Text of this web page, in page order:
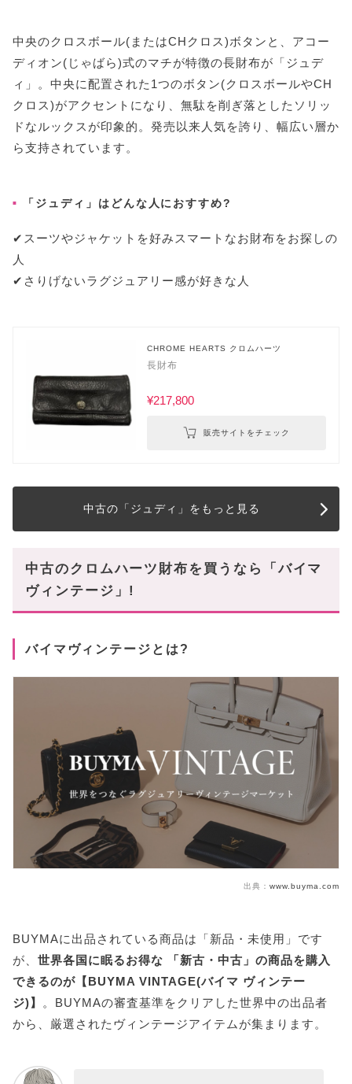
中央のクロスボール(またはCHクロス)ボタンと、アコー
ディオン(じゃばら)式のマチが特徴の長財布が「ジュデ
ィ」。中央に配置された1つのボタン(クロスボールやCH
クロス)がアクセントになり、無駄を削ぎ落としたソリッ
ドなルックスが印象的。発売以来人気を誇り、幅広い層か
ら支持されています。
「ジュディ」はどんな人におすすめ?
✔︎スーツやジャケットを好みスマートなお財布をお探しの
人
✔︎さりげないラグジュアリー感が好きな人
CHROME HEARTS クロムハーツ
長財布
¥217,800
販売サイトをチェック
中古の「ジュディ」をもっと見る
中古のクロムハーツ財布を買うなら「バイマ
ヴィンテージ」!
バイマヴィンテージとは?
出典： www.buyma.com
BUYMAに出品されている商品は「新品・未使用」です
が、 世界各国に眠るお得な 「新古・中古」の商品を購入
できるのが【BUYMA VINTAGE(バイマ ヴィンテー
ジ)】
。BUYMAの審査基準をクリアした世界中の出品者
から、厳選されたヴィンテージアイテムが集まります。